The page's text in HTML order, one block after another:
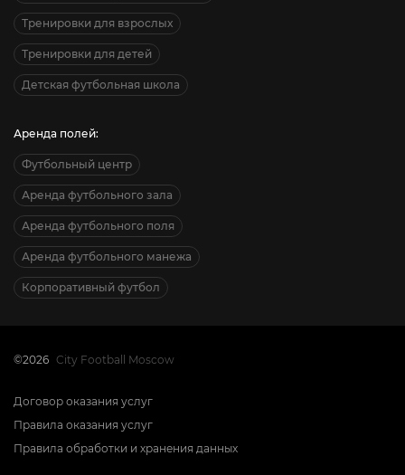
Тренировки для взрослых
Тренировки для детей
Детская футбольная школа
Аренда полей:
Футбольный центр
Аренда футбольного зала
Аренда футбольного поля
Аренда футбольного манежа
Корпоративный футбол
©2026 City Football Moscow
Договор оказания услуг
Правила оказания услуг
Правила обработки и хранения данных